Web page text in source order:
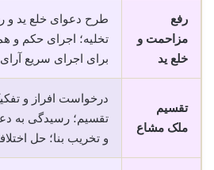
رفع
مزاحمت و
خلع ید
طرح دعوای خلع ید و
تخلیه؛ اجرای حکم و
برای اجرای سریع
تقسیم
ملک مشاع
درخواست افراز و
تقسیم؛ رسیدگی به
و تخریب بنا؛ حل